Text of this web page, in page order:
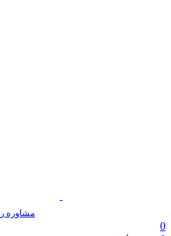
مشاوره رایگان